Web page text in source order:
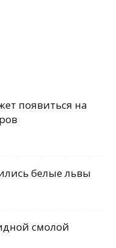
появиться на
белые львы
смолой